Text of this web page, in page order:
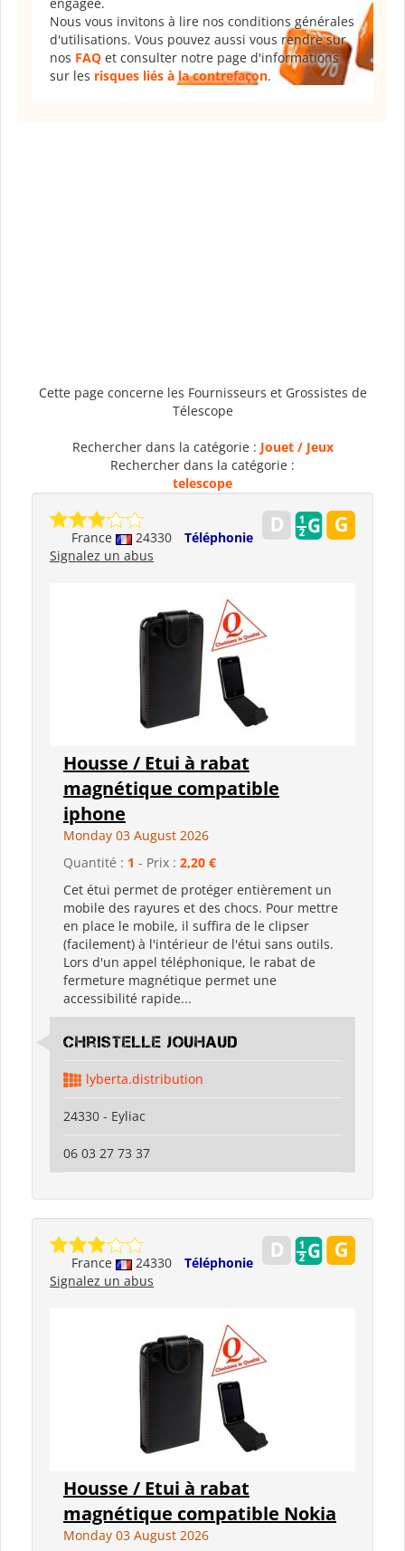
engagée.
Nous vous invitons à lire nos conditions générales
d'utilisations. Vous pouvez aussi vous rendre sur
nos FAQ et consulter notre page d'informations
sur les risques liés à la contrefaçon.
Cette page concerne les Fournisseurs et Grossistes de
Télescope
Rechercher dans la catégorie : Jouet / Jeux
Rechercher dans la catégorie :
telescope
France 24330
Téléphonie
Signalez un abus
Housse / Etui à rabat
magnétique compatible
iphone
Monday 03 August 2026
Quantité : 1 - Prix : 2,20 €
Cet étui permet de protéger entièrement un
mobile des rayures et des chocs. Pour mettre
en place le mobile, il suffira de le clipser
(facilement) à l'intérieur de l'étui sans outils.
Lors d'un appel téléphonique, le rabat de
fermeture magnétique permet une
accessibilité rapide...
Christelle Jouhaud
lyberta.distribution
24330 - Eyliac
06 03 27 73 37
France 24330
Téléphonie
Signalez un abus
Housse / Etui à rabat
magnétique compatible Nokia
Monday 03 August 2026